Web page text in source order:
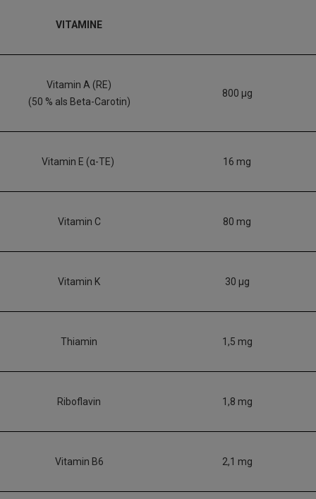
VITAMINE
Vitamin A (RE)
(50 % als Beta-Carotin)
800 µg
Vitamin E (α-TE) 16 mg
Vitamin C 80 mg
Vitamin K 30 µg
Thiamin 1,5 mg
Riboflavin 1,8 mg
Vitamin B6 2,1 mg